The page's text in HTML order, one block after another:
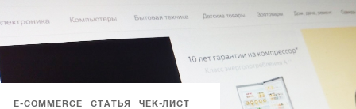
E-COMMERCE СТАТЬЯ
ЧЕК-ЛИСТ